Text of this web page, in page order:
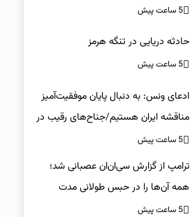
دارید تنگه را برای امریکا باز می کنید
5 ساعت پیش
حادثه دریایی در تنگه هرمز
5 ساعت پیش
ادعای ونس: به دنبال پایان موفقیت‌آمیز
مناقشه ایران هستیم/جناح‌های رقیب در
داخل ایران، این کشور را به جهات مختلف
می‌کشند
5 ساعت پیش
ترامپ از گزارش سی‌ان‌ان عصبانی شد؛
همه آن‌ها را در حبس طولانی مدت
می‌اندازم
5 ساعت پیش